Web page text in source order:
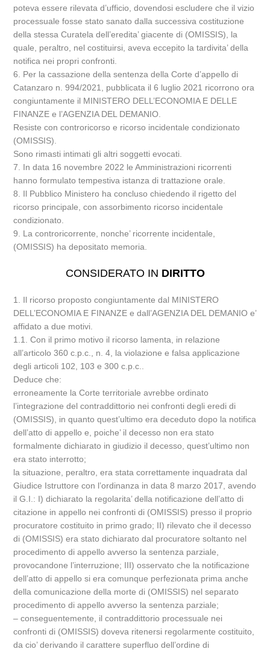
poteva essere rilevata d’ufficio, dovendosi escludere che il vizio
processuale fosse stato sanato dalla successiva costituzione
della stessa Curatela dell’eredita’ giacente di (OMISSIS), la
quale, peraltro, nel costituirsi, aveva eccepito la tardivita’ della
notifica nei propri confronti.
6. Per la cassazione della sentenza della Corte d’appello di
Catanzaro n. 994/2021, pubblicata il 6 luglio 2021 ricorrono ora
congiuntamente il MINISTERO DELL’ECONOMIA E DELLE
FINANZE e l’AGENZIA DEL DEMANIO.
Resiste con controricorso e ricorso incidentale condizionato
(OMISSIS).
Sono rimasti intimati gli altri soggetti evocati.
7. In data 16 novembre 2022 le Amministrazioni ricorrenti
hanno formulato tempestiva istanza di trattazione orale.
8. Il Pubblico Ministero ha concluso chiedendo il rigetto del
ricorso principale, con assorbimento ricorso incidentale
condizionato.
9. La controricorrente, nonche’ ricorrente incidentale,
(OMISSIS) ha depositato memoria.
CONSIDERATO IN DIRITTO
1. Il ricorso proposto congiuntamente dal MINISTERO
DELL’ECONOMIA E FINANZE e dall’AGENZIA DEL DEMANIO e’
affidato a due motivi.
1.1. Con il primo motivo il ricorso lamenta, in relazione
all’articolo 360 c.p.c., n. 4, la violazione e falsa applicazione
degli articoli 102, 103 e 300 c.p.c..
Deduce che:
erroneamente la Corte territoriale avrebbe ordinato
l’integrazione del contraddittorio nei confronti degli eredi di
(OMISSIS), in quanto quest’ultimo era deceduto dopo la notifica
dell’atto di appello e, poiche’ il decesso non era stato
formalmente dichiarato in giudizio il decesso, quest’ultimo non
era stato interrotto;
la situazione, peraltro, era stata correttamente inquadrata dal
Giudice Istruttore con l’ordinanza in data 8 marzo 2017, avendo
il G.I.: I) dichiarato la regolarita’ della notificazione dell’atto di
citazione in appello nei confronti di (OMISSIS) presso il proprio
procuratore costituito in primo grado; II) rilevato che il decesso
di (OMISSIS) era stato dichiarato dal procuratore soltanto nel
procedimento di appello avverso la sentenza parziale,
provocandone l’interruzione; III) osservato che la notificazione
dell’atto di appello si era comunque perfezionata prima anche
della comunicazione della morte di (OMISSIS) nel separato
procedimento di appello avverso la sentenza parziale;
– conseguentemente, il contraddittorio processuale nei
confronti di (OMISSIS) doveva ritenersi regolarmente costituito,
da cio’ derivando il carattere superfluo dell’ordine di